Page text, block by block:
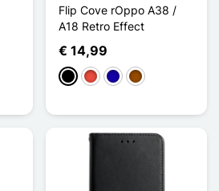
Flip Cove rOppo A38 /
A18 Retro Effect
€ 14,99
ZwartRoodDonkerblauw
Bruin